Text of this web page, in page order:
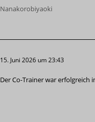
Nanakorobiyaoki
15. Juni 2026 um 23:43
Der Co-Trainer war